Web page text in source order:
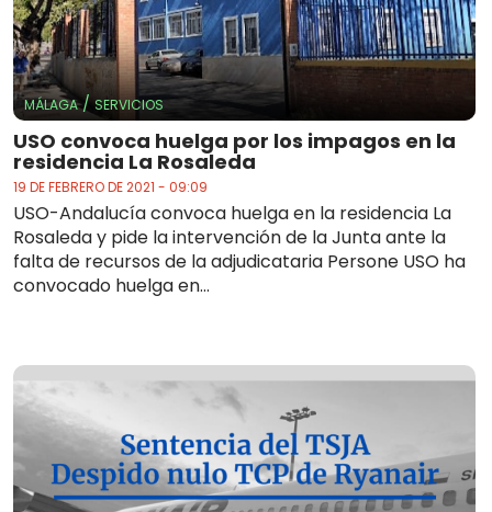
MÁLAGA/SERVICIOS
USO convoca huelga por los impagos en la
residencia La Rosaleda
19 DE FEBRERO DE 2021 - 09:09
USO-Andalucía convoca huelga en la residencia La
Rosaleda y pide la intervención de la Junta ante la
falta de recursos de la adjudicataria Persone USO ha
convocado huelga en...